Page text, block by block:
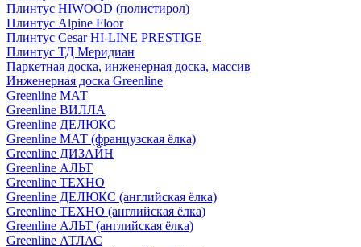
Плинтус HIWOOD (полистирол)
Плинтус Alpine Floor
Плинтус Cesar HI-LINE PRESTIGE
Плинтус ТД Меридиан
Паркетная доска, инженерная доска, массив
Инженерная доска Greenline
Greenline МАТ
Greenline ВИЛЛА
Greenline ДЕЛЮКС
Greenline МАТ (французская ёлка)
Greenline ДИЗАЙН
Greenline АЛЬТ
Greenline ТЕХНО
Greenline ДЕЛЮКС (английская ёлка)
Greenline ТЕХНО (английская ёлка)
Greenline АЛЬТ (английская ёлка)
Greenline АТЛАС